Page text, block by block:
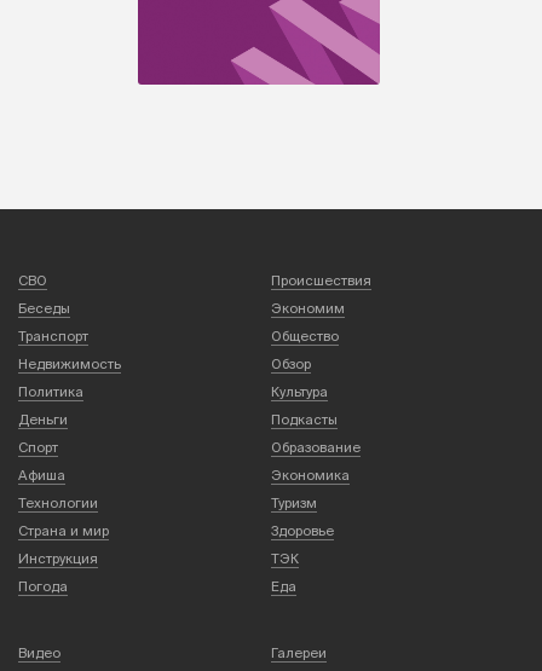
СВО
Происшествия
Беседы
Экономим
Транспорт
Общество
Недвижимость
Обзор
Политика
Культура
Деньги
Подкасты
Спорт
Образование
Афиша
Экономика
Технологии
Туризм
Страна и мир
Здоровье
Инструкция
ТЭК
Погода
Еда
Видео
Галереи